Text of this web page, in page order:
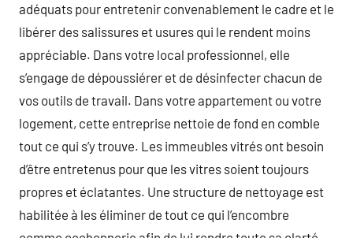
adéquats pour entretenir convenablement le cadre et le
libérer des salissures et usures qui le rendent moins
appréciable. Dans votre local professionnel, elle
s’engage de dépoussiérer et de désinfecter chacun de
vos outils de travail. Dans votre appartement ou votre
logement, cette entreprise nettoie de fond en comble
tout ce qui s’y trouve. Les immeubles vitrés ont besoin
d’être entretenus pour que les vitres soient toujours
propres et éclatantes. Une structure de nettoyage est
habilitée à les éliminer de tout ce qui l’encombre